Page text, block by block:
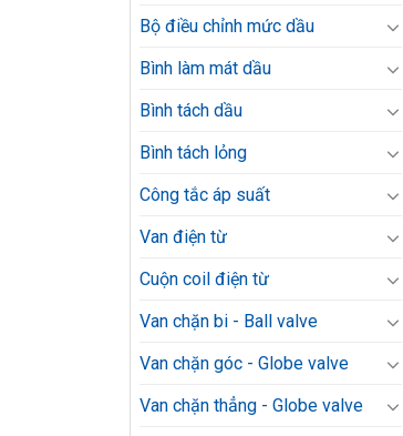
Bộ điều chỉnh mức dầu
Bình làm mát dầu
Bình tách dầu
Bình tách lỏng
Công tắc áp suất
Van điện từ
Cuộn coil điện từ
Van chặn bi - Ball valve
Van chặn góc - Globe valve
Van chặn thẳng - Globe valve